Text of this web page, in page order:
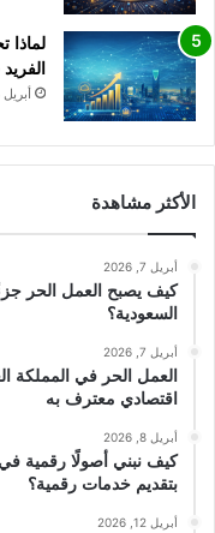
لماذا
أبريل 4, 2026
الأكثر مشاهدة
أبريل 7, 2026
كيف يصبح العمل الحر
السعودية؟
أبريل 7, 2026
العمل الحر في المملكة
اقتصادي معترف به
أبريل 8, 2026
كيف نبني أصولًا رقمية في
بتقديم خدمات رقمية؟
أبريل 12, 2026